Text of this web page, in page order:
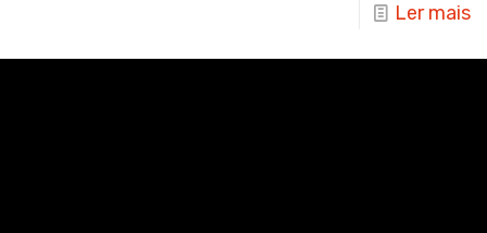
Ler mais